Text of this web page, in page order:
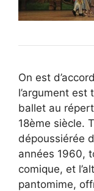
On est
l’argument est
ballet au
18ème siècle.
dépoussiérée
années 1960,
comique, et
pantomime,